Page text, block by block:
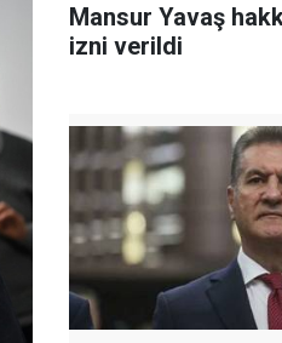
Mansur Yavaş
izni verildi